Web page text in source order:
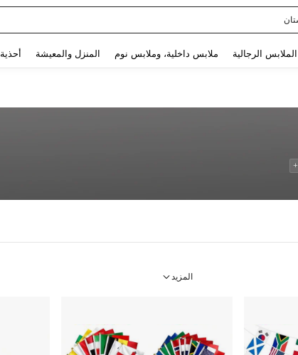
الملابس الرجالية ملابس داخلية، وملابس نوم المنزل والمعيشة أحذية
المزيد